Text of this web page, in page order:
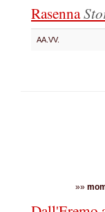
Rasenna
AA.VV.
»»